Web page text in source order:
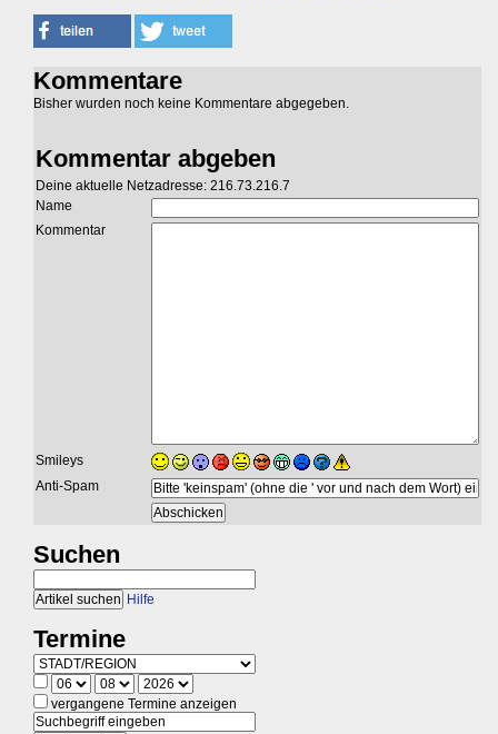
Kommentare
Bisher wurden noch keine Kommentare abgegeben.
Kommentar abgeben
Deine aktuelle Netzadresse: 216.73.216.7
Name
Kommentar
Smileys
Anti-Spam
Suchen
Hilfe
Termine
vergangene Termine anzeigen